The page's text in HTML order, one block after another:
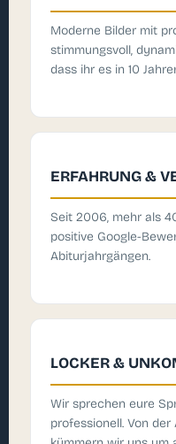
Moderne Bilder mit
stimmungsvoll,
dass ihr es in 10
ERFAHRUNG &
Seit 2006, mehr als
positive Google-
Abiturjahrgängen.
LOCKER &
Wir sprechen eure
professionell. Von